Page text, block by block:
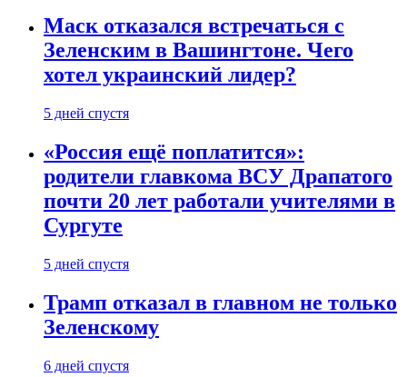
Маск отказался встречаться с
Зеленским в Вашингтоне. Чего
хотел украинский лидер?
5 дней спустя
«Россия ещё поплатится»:
родители главкома ВСУ Драпатого
почти 20 лет работали учителями в
Сургуте
5 дней спустя
Трамп отказал в главном не только
Зеленскому
6 дней спустя